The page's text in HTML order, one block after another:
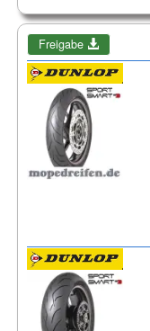
Freigabe